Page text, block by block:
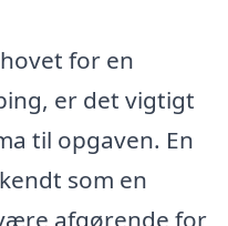
for en
er det vigtigt
til opgaven. En
som en
afgørende for